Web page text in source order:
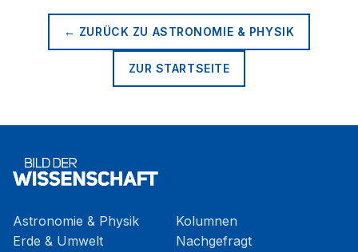
← ZURÜCK ZU ASTRONOMIE & PHYSIK
ZUR STARTSEITE
Astronomie & Physik
Erde & Umwelt
Kolumnen
Nachgefragt